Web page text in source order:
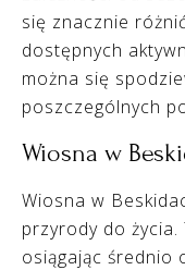
się znacznie
dostępnych
można się
poszczególnych
Wiosna w
Wiosna w
przyrody do
osiągając średnio